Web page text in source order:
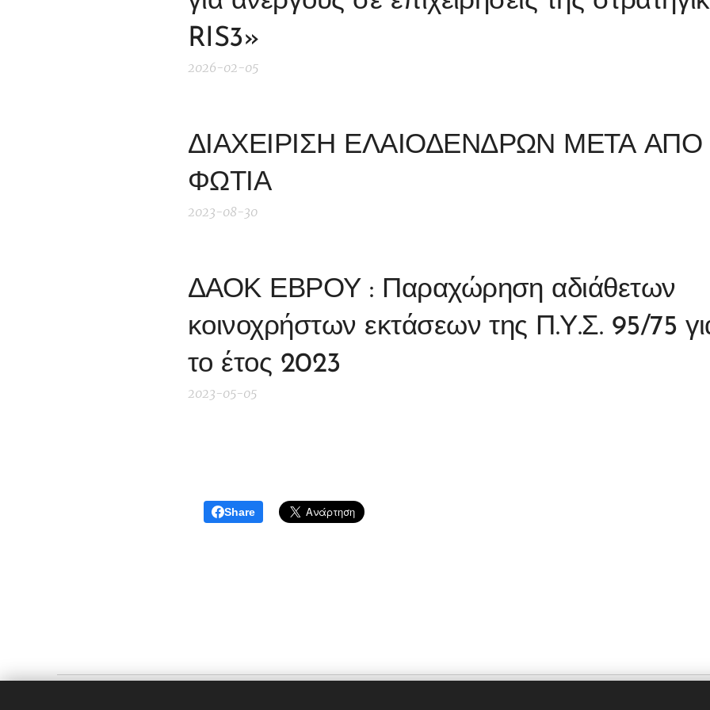
RIS3»
2026-02-05
ΔΙΑΧΕΙΡΙΣΗ ΕΛΑΙΟΔΕΝΔΡΩΝ ΜΕΤΑ ΑΠΟ
ΦΩΤΙΑ
2023-08-30
ΔΑΟΚ ΕΒΡΟΥ : Παραχώρηση αδιάθετων
κοινοχρήστων εκτάσεων της Π.Υ.Σ. 95/75
το έτος 2023
2023-05-05
Share